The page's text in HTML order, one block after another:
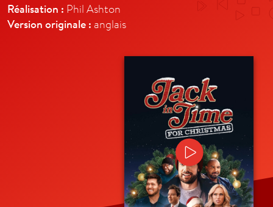
Réalisation : Phil Ashton
Version originale : anglais